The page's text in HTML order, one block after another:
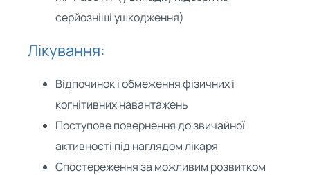
серйозніші ушкодження)
Лікування:
Відпочинок і обмеження фізичних і
когнітивних навантажень
Поступове повернення до звичайної
активності під наглядом лікаря
Спостереження за можливим розвитком